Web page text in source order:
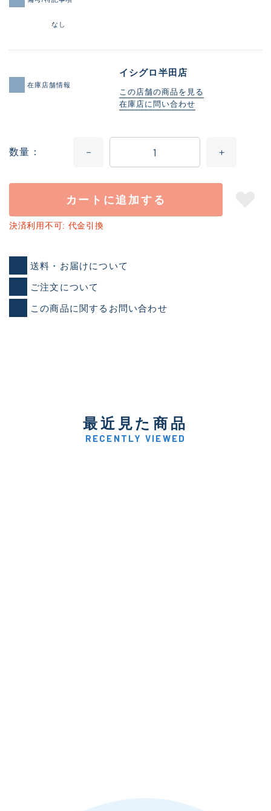
なし
在庫店舗情報
イシグロ半田店
この店舗の商品を見る
在庫店に問い合わせ
数量
カートに追加する
決済利用不可: 代金引換
送料・お届けについて
ご注文について
この商品に関するお問い合わせ
最近見た商品
RECENTLY VIEWED